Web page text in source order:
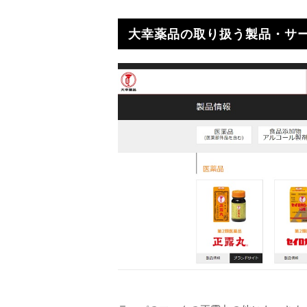
大幸薬品の取り扱う製品・サ